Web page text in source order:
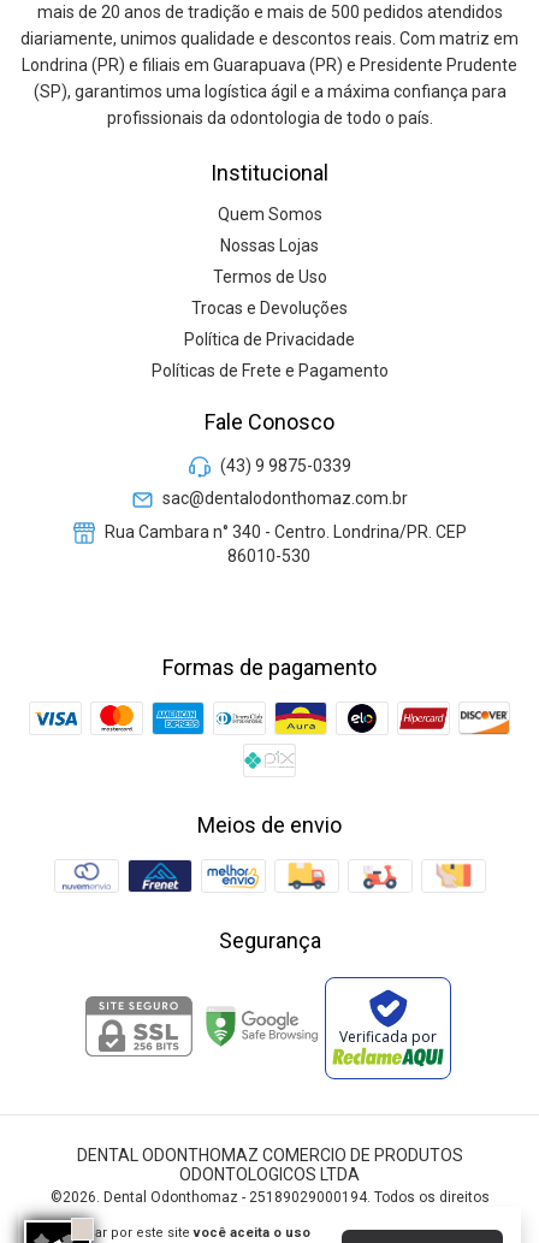
Ao navegar por este sitevocê aceita o uso
mais de 20 anos de tradição e mais de 500 pedidos atendidos
diariamente, unimos qualidade e descontos reais. Com matriz em
Londrina (PR) e filiais em Guarapuava (PR) e Presidente Prudente
(SP), garantimos uma logística ágil e a máxima confiança para
profissionais da odontologia de todo o país.
Institucional
Quem Somos
Nossas Lojas
Termos de Uso
Trocas e Devoluções
Política de Privacidade
Políticas de Frete e Pagamento
Fale Conosco
(43) 9 9875-0339
sac@dentalodonthomaz.com.br
Rua Cambara n° 340 - Centro. Londrina/PR. CEP
86010-530
Formas de pagamento
Meios de envio
Segurança
Verificada por
DENTAL ODONTHOMAZ COMERCIO DE PRODUTOS
ODONTOLOGICOS LTDA
©2026. Dental Odonthomaz - 25189029000194. Todos os direitos